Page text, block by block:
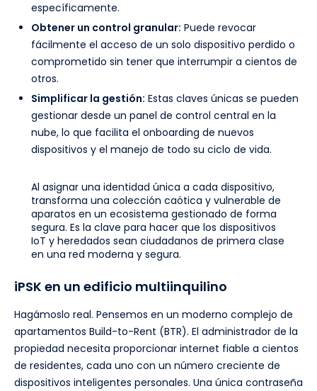
específicamente.
Obtener un control granular: Puede revocar
fácilmente el acceso de un solo dispositivo perdido o
comprometido sin tener que interrumpir a cientos de
otros.
Simplificar la gestión: Estas claves únicas se pueden
gestionar desde un panel de control central en la
nube, lo que facilita el onboarding de nuevos
dispositivos y el manejo de todo su ciclo de vida.
Al asignar una identidad única a cada dispositivo,
transforma una colección caótica y vulnerable de
aparatos en un ecosistema gestionado de forma
segura. Es la clave para hacer que los dispositivos
IoT y heredados sean ciudadanos de primera clase
en una red moderna y segura.
iPSK en un edificio multiinquilino
Hagámoslo real. Pensemos en un moderno complejo de
apartamentos Build-to-Rent (BTR). El administrador de la
propiedad necesita proporcionar internet fiable a cientos
de residentes, cada uno con un número creciente de
dispositivos inteligentes personales. Una única contraseña